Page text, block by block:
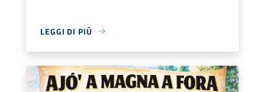
LEGGI DI PIÙ